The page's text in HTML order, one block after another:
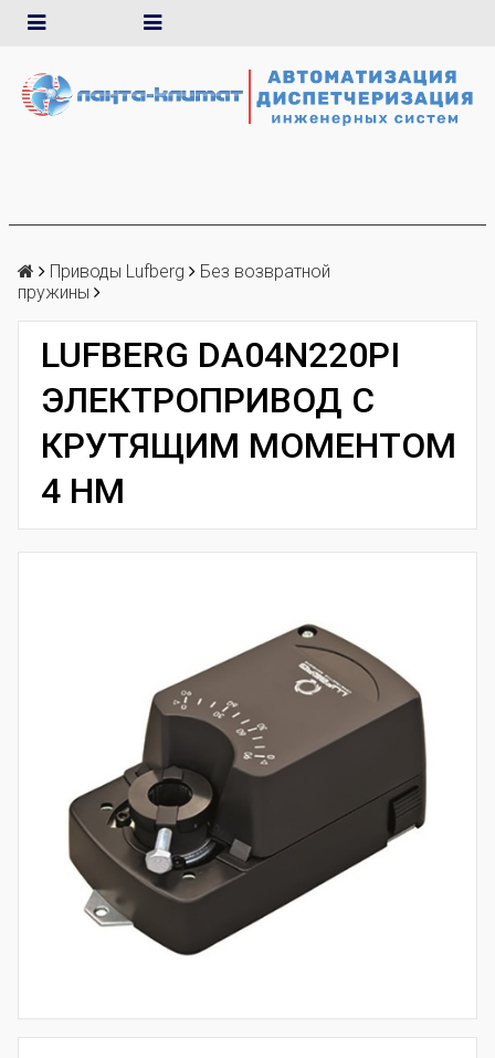
Приводы Lufberg
Без возвратной
пружины
LUFBERG DA04N220PI
ЭЛЕКТРОПРИВОД С
КРУТЯЩИМ МОМЕНТОМ
4 НМ